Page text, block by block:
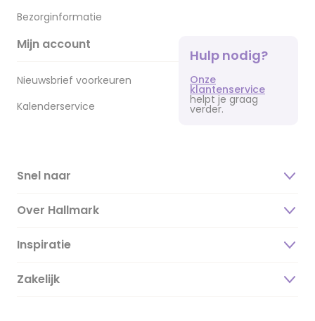
Bezorginformatie
Mijn account
Nieuwsbrief voorkeuren
Kalenderservice
Hulp nodig?
Onze
klantenservice
helpt je graag
verder.
Snel naar
Over Hallmark
Over ons
Duurzaamheid
Inspiratie
Magazine
Zakelijk